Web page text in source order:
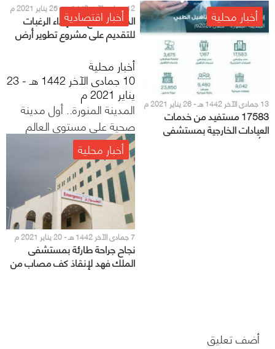
أخبار محلية
13 جمادى الآخر 1442 هـ - 26 يناير 2021 م
17583 مستفيد من خدمات
العيادات الخارجية بمستشفى
التأهيل الطبي بالمدينة المنورة
أخبار اقتصادية12 جمادى الآخر 1442 هـ - 25 يناير 2021 م
المدينة.. فتح باب إبداء الرغبات
للتقديم على مشروع تطوير أرض
بالمنطقة المركزية
أخبار محلية
10 جمادى الآخر 1442 هـ - 23
يناير 2021 م
المدينة المنورة.. أول مدينة
صحية على مستوى العالم
أخبار محلية
7 جمادى الآخر 1442 هـ - 20 يناير 2021 م
نجاح جراحة طارئة بمستشفى
الملك فهد لإنقاذ كف مصاب من
أضف تعليق